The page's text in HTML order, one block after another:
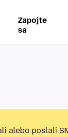
Zapojte
sa
alebo poslali